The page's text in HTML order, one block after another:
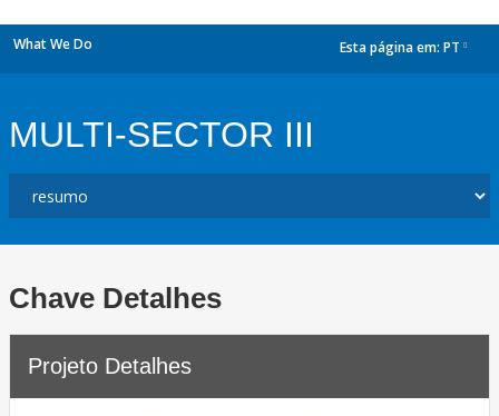
What We Do Esta página em: PT
MULTI-SECTOR III
Chave Detalhes
Projeto Detalhes